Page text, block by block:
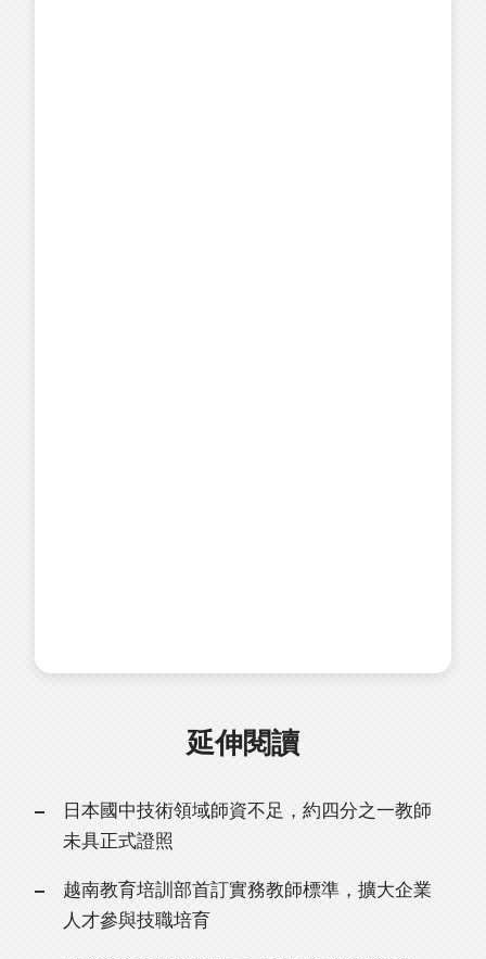
延伸閱讀
日本國中技術領域師資不足，約四分之一教師
未具正式證照
越南教育培訓部首訂實務教師標準，擴大企業
人才參與技職培育